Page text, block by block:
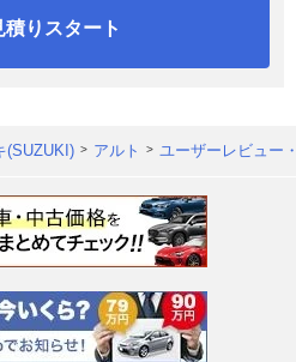
積りスタート
(SUZUKI) アルト ユーザーレビュー